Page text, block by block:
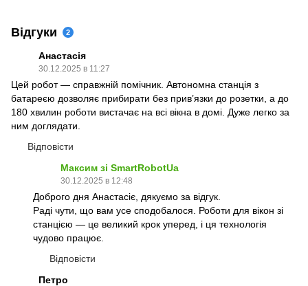
Відгуки 2
Анастасія
30.12.2025 в 11:27
Цей робот — справжній помічник. Автономна станція з
батареєю дозволяє прибирати без прив’язки до розетки, а до
180 хвилин роботи вистачає на всі вікна в домі. Дуже легко за
ним доглядати.
Відповісти
Максим зі SmartRobotUa
30.12.2025 в 12:48
Доброго дня Анастасіє, дякуємо за відгук.
Раді чути, що вам усе сподобалося. Роботи для вікон зі
станцією — це великий крок уперед, і ця технологія
чудово працює.
Відповісти
Петро